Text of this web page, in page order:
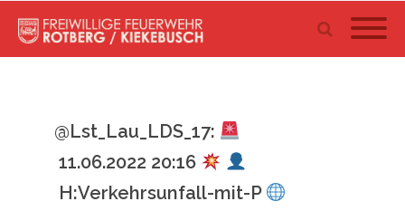
@Lst_Lau_LDS_17:
11.06.2022 20:16
H:Verkehrsunfall-mit-P